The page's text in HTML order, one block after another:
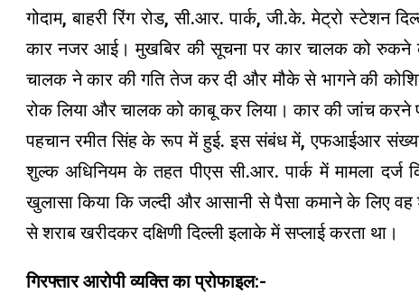
गोदाम, बाहरी रिंग रोड, सी.आर. पार्क, जी.के. मेट्रो स्टेशन
कार नजर आई। मुखबिर की सूचना पर कार चालक को रुकने
चालक ने कार की गति तेज कर दी और मौके से भागने की
रोक लिया और चालक को काबू कर लिया। कार की जांच करने
पहचान रमीत सिंह के रूप में हुई. इस संबंध में, एफआईआर
शुल्क अधिनियम के तहत पीएस सी.आर. पार्क में मामला
खुलासा किया कि जल्दी और आसानी से पैसा कमाने के लिए वह
से शराब खरीदकर दक्षिणी दिल्ली इलाके में सप्लाई करता था।
गिरफ्तार आरोपी व्यक्ति का प्रोफाइल:-